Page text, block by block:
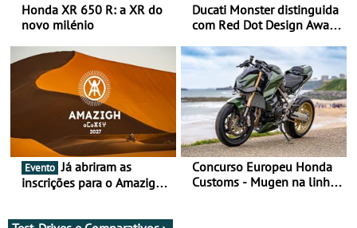
Honda XR 650 R: a XR do
novo milénio
Ducati Monster distinguida
com Red Dot Design Award
Evento Já abriram as
inscrições para o Amazigh
Concurso Europeu Honda
Customs - Mugen na linha